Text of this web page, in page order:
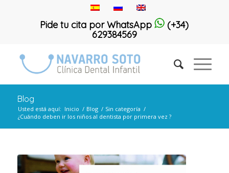
Pide tu cita por WhatsApp
(+34)
629384569
Blog
Usted está aquí: Inicio / Blog / Sin categoría /
¿Cuándo deben ir los niños al dentista por primera vez ?